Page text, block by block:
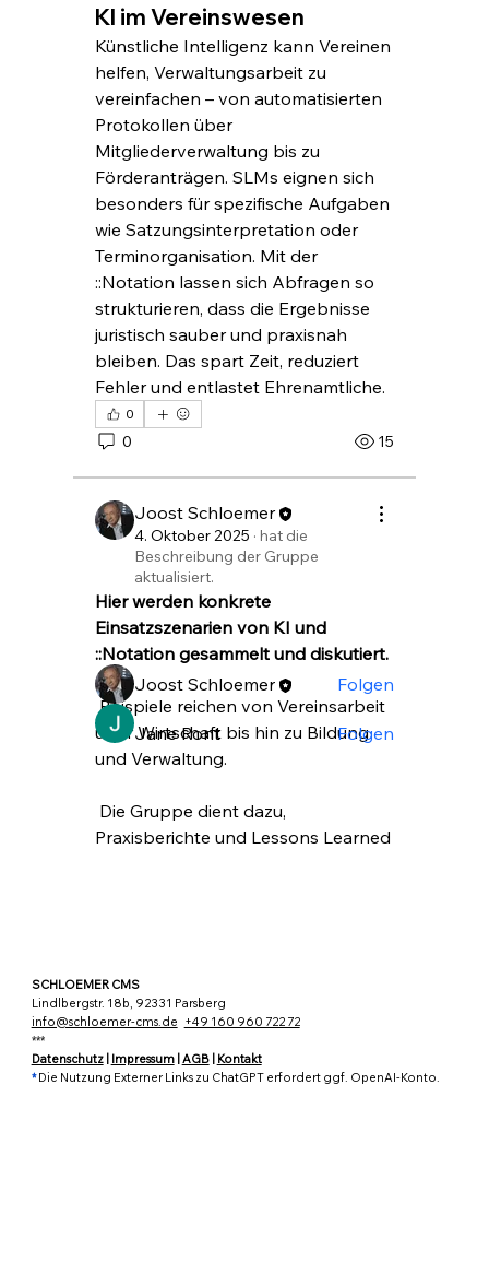
KI im Vereinswesen
Künstliche Intelligenz kann Vereinen
helfen, Verwaltungsarbeit zu
vereinfachen – von automatisierten
Protokollen über
Mitgliederverwaltung bis zu
Förderanträgen. SLMs eignen sich
besonders für spezifische Aufgaben
wie Satzungsinterpretation oder
Terminorganisation. Mit der
::Notation lassen sich Abfragen so
strukturieren, dass die Ergebnisse
juristisch sauber und praxisnah
bleiben. Das spart Zeit, reduziert
Fehler und entlastet Ehrenamtliche.
0
0 15
Joost Schloemer
4. Oktober 2025 ·hat die
Beschreibung der Gruppe
aktualisiert.
Hier werden konkrete
Einsatzszenarien von KI und
::Notation gesammelt und diskutiert.
Beispiele reichen von Vereinsarbeit
über Wirtschaft bis hin zu Bildung
und Verwaltung.
Praxisberichte und Lessons Learned
thematisiert. So entsteht ein
lebendiges Bild, wie ::KI in
verschiedenen Bereichen Mehrwert
schafft.
Hier werden konkrete
Einsatzszenarien von KI und
::Notation...
Weiterlesen
Mitglieder
Joost Schloemer
Folgen
Jane Ront
Folgen
Alle Mitglieder anzeigen (2)
SCHLOEMER CMS
Lindlbergstr. 18b, 92331 Parsberg
info@schloemer-cms.de +49 160 960 722 72
***
Datenschutz| Impressum| AGB| Kontakt
*Die Nutzung Externer Links zu ChatGPT erfordert ggf. OpenAI-Konto.